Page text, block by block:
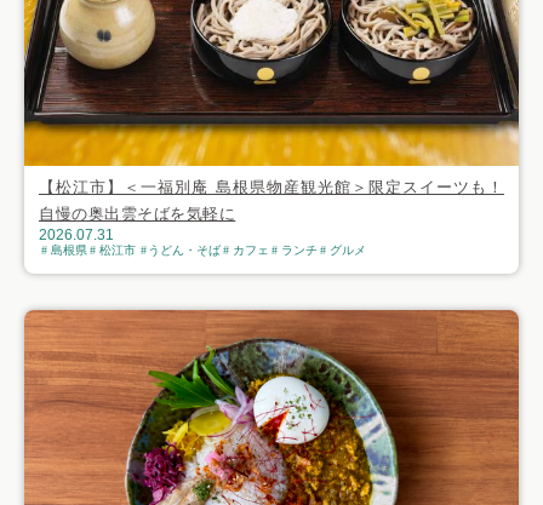
【松江市】＜一福別庵 島根県物産観光館＞限定スイーツも！
自慢の奥出雲そばを気軽に
2026.07.31
島根県 松江市 うどん・そば カフェ ランチ グルメ